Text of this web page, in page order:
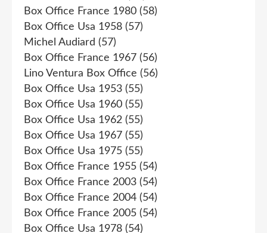
Box Office France 1980 (58)
Box Office Usa 1958 (57)
Michel Audiard (57)
Box Office France 1967 (56)
Lino Ventura Box Office (56)
Box Office Usa 1953 (55)
Box Office Usa 1960 (55)
Box Office Usa 1962 (55)
Box Office Usa 1967 (55)
Box Office Usa 1975 (55)
Box Office France 1955 (54)
Box Office France 2003 (54)
Box Office France 2004 (54)
Box Office France 2005 (54)
Box Office Usa 1978 (54)